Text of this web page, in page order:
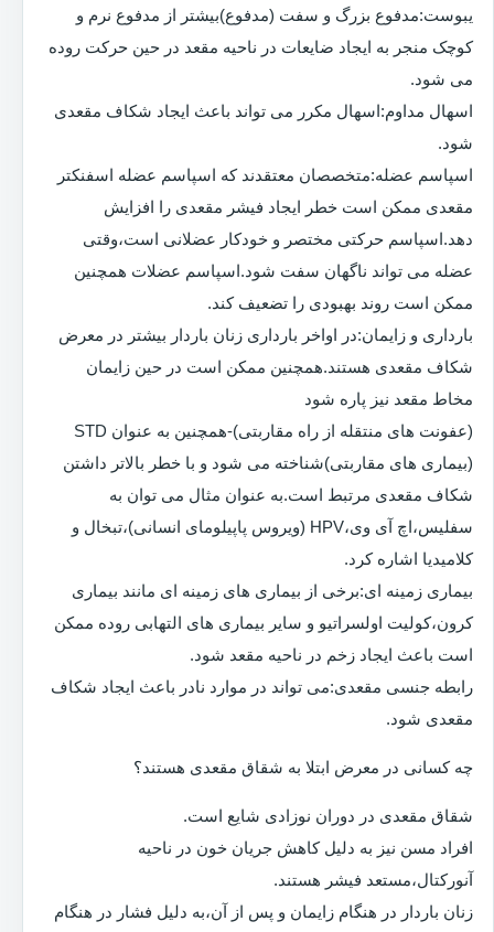
یبوست:مدفوع بزرگ و سفت (مدفوع)بیشتر از مدفوع نرم و
کوچک منجر به ایجاد ضایعات در ناحیه مقعد در حین حرکت روده
می شود.
اسهال مداوم:اسهال مکرر می تواند باعث ایجاد شکاف مقعدی
شود.
اسپاسم عضله:متخصصان معتقدند که اسپاسم عضله اسفنکتر
مقعدی ممکن است خطر ایجاد فیشر مقعدی را افزایش
دهد.اسپاسم حرکتی مختصر و خودکار عضلانی است،وقتی
عضله می تواند ناگهان سفت شود.اسپاسم عضلات همچنین
ممکن است روند بهبودی را تضعیف کند.
بارداری و زایمان:در اواخر بارداری زنان باردار بیشتر در معرض
شکاف مقعدی هستند.همچنین ممکن است در حین زایمان
مخاط مقعد نیز پاره شود
(عفونت های منتقله از راه مقاربتی)-همچنین به عنوان STD
(بیماری های مقاربتی)شناخته می شود و با خطر بالاتر داشتن
شکاف مقعدی مرتبط است.به عنوان مثال می توان به
سفلیس،اچ آی وی،HPV (ویروس پاپیلومای انسانی)،تبخال و
کلامیدیا اشاره کرد.
بیماری زمینه ای:برخی از بیماری های زمینه ای مانند بیماری
کرون،کولیت اولسراتیو و سایر بیماری های التهابی روده ممکن
است باعث ایجاد زخم در ناحیه مقعد شود.
رابطه جنسی مقعدی:می تواند در موارد نادر باعث ایجاد شکاف
مقعدی شود.
چه کسانی در معرض ابتلا به شقاق مقعدی هستند؟
شقاق مقعدی در دوران نوزادی شایع است.
افراد مسن نیز به دلیل کاهش جریان خون در ناحیه
آنورکتال،مستعد فیشر هستند.
زنان باردار در هنگام زایمان و پس از آن،به دلیل فشار در هنگام